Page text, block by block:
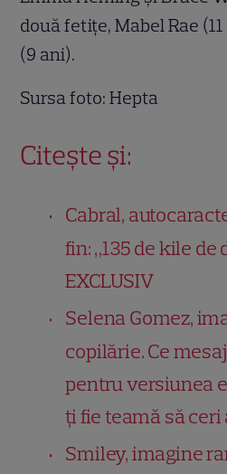
două fetițe, Mabel Rae
(9 ani).
Sursa foto: Hepta
Citește și:
Cabral,
fin: „135 de kile de
EXCLUSIV
Selena Gomez,
copilărie. Ce
pentru versiunea
ți fie teamă să ceri
Smiley, imagine